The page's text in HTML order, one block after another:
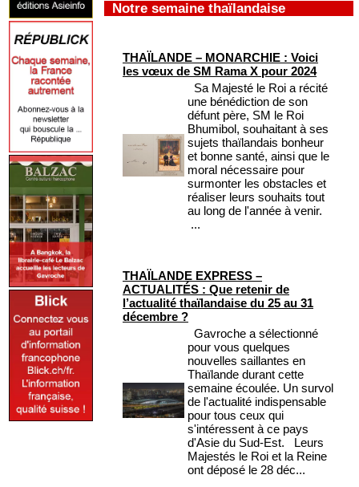
Notre semaine thaïlandaise
THAÏLANDE – MONARCHIE : Voici
les vœux de SM Rama X pour 2024
Sa Majesté le Roi a récité
une bénédiction de son
défunt père, SM le Roi
Bhumibol, souhaitant à ses
sujets thaïlandais bonheur
et bonne santé, ainsi que le
moral nécessaire pour
surmonter les obstacles et
réaliser leurs souhaits tout
au long de l'année à venir.
...
THAÏLANDE EXPRESS –
ACTUALITÉS : Que retenir de
l’actualité thaïlandaise du 25 au 31
décembre ?
Gavroche a sélectionné
pour vous quelques
nouvelles saillantes en
Thaïlande durant cette
semaine écoulée. Un survol
de l'actualité indispensable
pour tous ceux qui
s'intéressent à ce pays
d'Asie du Sud-Est. Leurs
Majestés le Roi et la Reine
ont déposé le 28 déc...